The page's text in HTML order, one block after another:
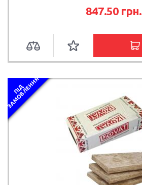
847.50 грн.
П
І
Д
З
А
М
О
В
Л
Е
Н
Н
Я